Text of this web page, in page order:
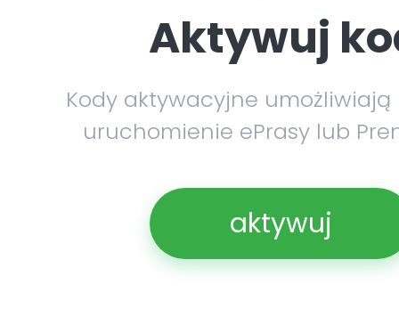
Aktywuj
Kody aktywacyjne umożliwiają
uruchomienie ePrasy lub
aktywuj